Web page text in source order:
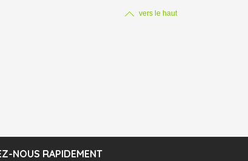
vers le haut
NOUS RAPIDEMENT